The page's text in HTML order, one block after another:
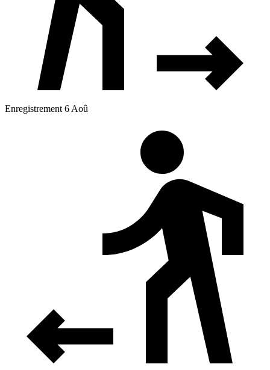
Enregistrement 6 Aoû